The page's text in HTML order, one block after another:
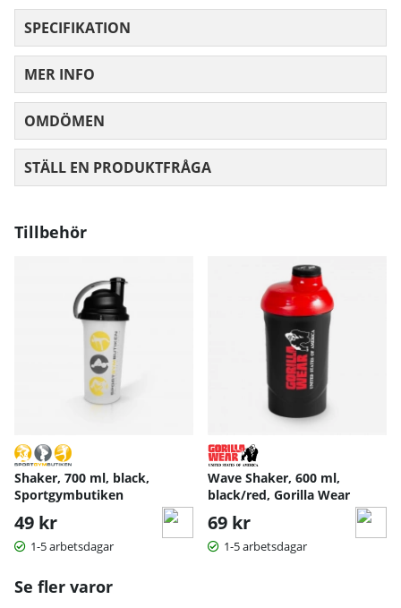
SPECIFIKATION
MER INFO
OMDÖMEN
STÄLL EN PRODUKTFRÅGA
Tillbehör
Shaker, 700 ml, black,
Sportgymbutiken
49 kr
1-5 arbetsdagar
Wave Shaker, 600 ml,
black/red, Gorilla Wear
69 kr
1-5 arbetsdagar
Se fler varor